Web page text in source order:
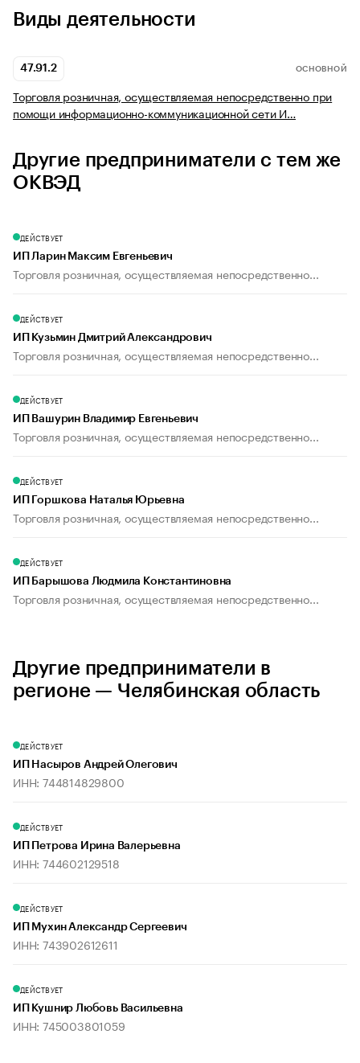
Виды деятельности
47.91.2 ОСНОВНОЙ
Торговля розничная, осуществляемая непосредственно при
помощи информационно-коммуникационной сети И…
Другие предприниматели с тем же
ОКВЭД
ДЕЙСТВУЕТ
ИП Ларин Максим Евгеньевич
Торговля розничная, осуществляемая непосредственно...
ДЕЙСТВУЕТ
ИП Кузьмин Дмитрий Александрович
Торговля розничная, осуществляемая непосредственно...
ДЕЙСТВУЕТ
ИП Вашурин Владимир Евгеньевич
Торговля розничная, осуществляемая непосредственно...
ДЕЙСТВУЕТ
ИП Горшкова Наталья Юрьевна
Торговля розничная, осуществляемая непосредственно...
ДЕЙСТВУЕТ
ИП Барышова Людмила Константиновна
Торговля розничная, осуществляемая непосредственно...
Другие предприниматели в
регионе — Челябинская область
ДЕЙСТВУЕТ
ИП Насыров Андрей Олегович
ИНН: 744814829800
ДЕЙСТВУЕТ
ИП Петрова Ирина Валерьевна
ИНН: 744602129518
ДЕЙСТВУЕТ
ИП Мухин Александр Сергеевич
ИНН: 743902612611
ДЕЙСТВУЕТ
ИП Кушнир Любовь Васильевна
ИНН: 745003801059